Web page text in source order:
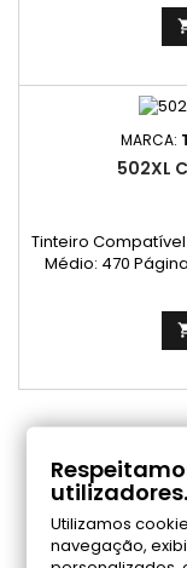
MARCA:
502XL
Tinteiro
Médio: 470
24711 e
Seja o
utilizadores.
Utilizamos
navegação,